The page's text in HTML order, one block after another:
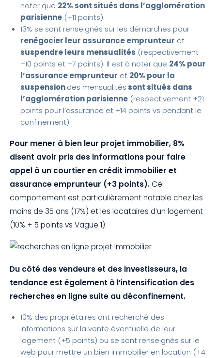
noter que 22% sont situés dans l’agglomération
parisienne (+11 points).
13% se sont renseignés sur les démarches pour
renégocier leur assurance emprunteur et
suspendre leurs mensualités (respectivement
+10 points et +7 points). Il est à noter que 24% pour
l’assurance emprunteur et 20% pour la
suspensiondes mensualités sont situés dans
l’agglomération parisienne (respectivement +21
points pour l’assurance et +14 points vs pendant le
confinement).
Pour mener à bien leur projet immobilier, 8%
disent avoir pris des informations pour faire
appel à un courtier en crédit immobilier et
assurance emprunteur (+3 points).Ce
comportement est particulièrement notable chez les
moins de 35 ans (17%) et les locataires d’un logement
(10% + 5 points vs Vague 1).
Du côté des vendeurs et des investisseurs, la
tendance est également à l’intensification des
recherches en ligne suite au déconfinement.
10% des propriétaires ont recherché des
informations sur la vente éventuelle de leur
logement (+5 points) ou se sont renseignés sur le
web pour mettre un bien immobilier en location (+4